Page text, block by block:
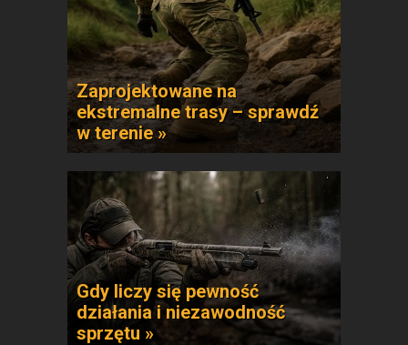
Zaprojektowane na
ekstremalne trasy – sprawdź
w terenie »
Gdy liczy się pewność
działania i niezawodność
sprzętu »